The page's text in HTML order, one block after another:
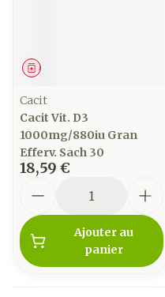
Médicament
Cacit
Cacit Vit. D3
1000mg/880iu Gran
Efferv. Sach 30
18,59 €
Ajouter au
panier